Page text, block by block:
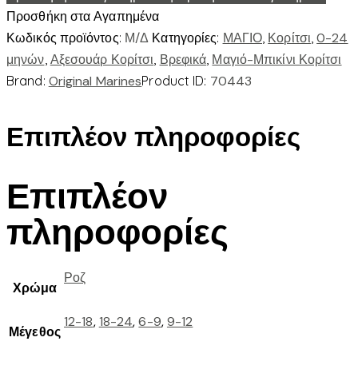
Προσθήκη στα Αγαπημένα
Κωδικός προϊόντος: Μ/Δ Κατηγορίες: ΜΑΓΙΟ, Κορίτσι,0-24
μηνών, Αξεσουάρ Κορίτσι, Βρεφικά, Μαγιό-Μπικίνι Κορίτσι
Brand: Original MarinesProduct ID: 70443
Επιπλέον πληροφορίες
Επιπλέον
πληροφορίες
Χρώμα
Ροζ
Μέγεθος
12-18,18-24,6-9,9-12